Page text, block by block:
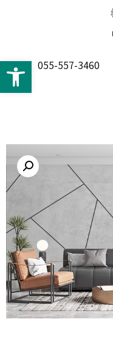
055-557-3460